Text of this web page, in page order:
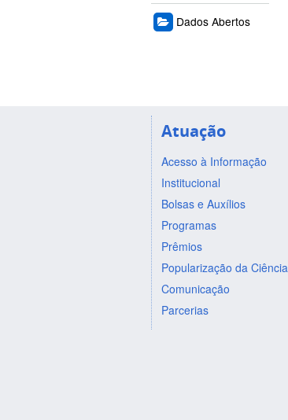
Dados Abertos
Atuação
Acesso à Informação
Institucional
Bolsas e Auxílios
Programas
Prêmios
Popularização da Ciência
Comunicação
Parcerias